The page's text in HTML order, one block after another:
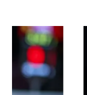
Anterior
label.aria.chevronleft